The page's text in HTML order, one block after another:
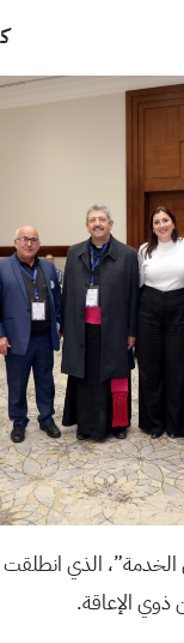
الخدمة”، الذي
ذوي الإعاقة.